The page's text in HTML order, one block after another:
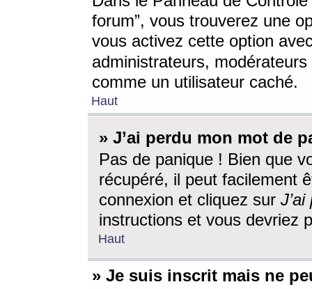
forum”, vous trouverez une
vous activez cette option
administrateurs,
comme un utilisateur caché.
Haut
» J’ai perdu mon mot de
Pas de panique ! Bien que
récupéré, il peut facilement
connexion et cliquez sur
instructions et vous devriez
Haut
» Je suis inscrit mais ne